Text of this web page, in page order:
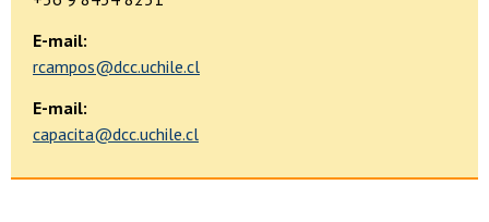
E-mail:
rcampos@dcc.uchile.cl
E-mail:
capacita@dcc.uchile.cl